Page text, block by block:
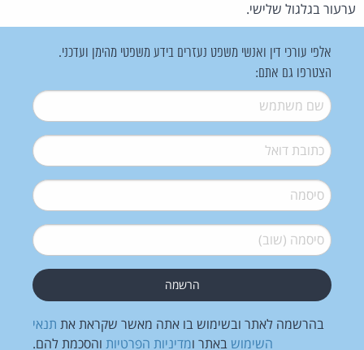
ערעור בגלגול שלישי.
אלפי עורכי דין ואנשי משפט נעזרים בידע משפטי מהימן ועדכני.
הצטרפו גם אתם:
שם משתמש*
דואל*
סיסמה*
סיסמה (שוב)*
בהרשמה לאתר ובשימוש בו אתה מאשר שקראת את תנאי
השימוש באתר ומדיניות הפרטיות והסכמת להם.